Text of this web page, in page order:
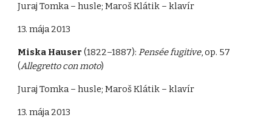
Juraj Tomka – husle; Maroš Klátik – klavír
13. mája 2013
Miska Hauser(1822–1887):Pensée fugitive, op. 57
(Allegretto con moto)
Juraj Tomka – husle; Maroš Klátik – klavír
13. mája 2013